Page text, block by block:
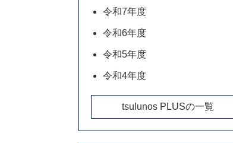
令和7年度
令和6年度
令和5年度
令和4年度
tsulunos PLUSの一覧